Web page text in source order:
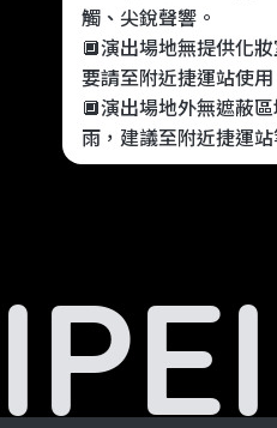
觸、尖銳聲響。
🔲演出場地無提供化
要請至附近捷運站使用
🔲演出場地外無遮蔽
雨，建議至附近捷運